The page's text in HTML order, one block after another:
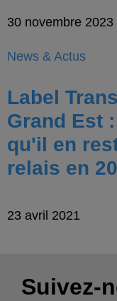
30 novembre 2023
News & Actus
Label
Grand Est
qu'il en
relais en
23 avril 2021
Suivez-